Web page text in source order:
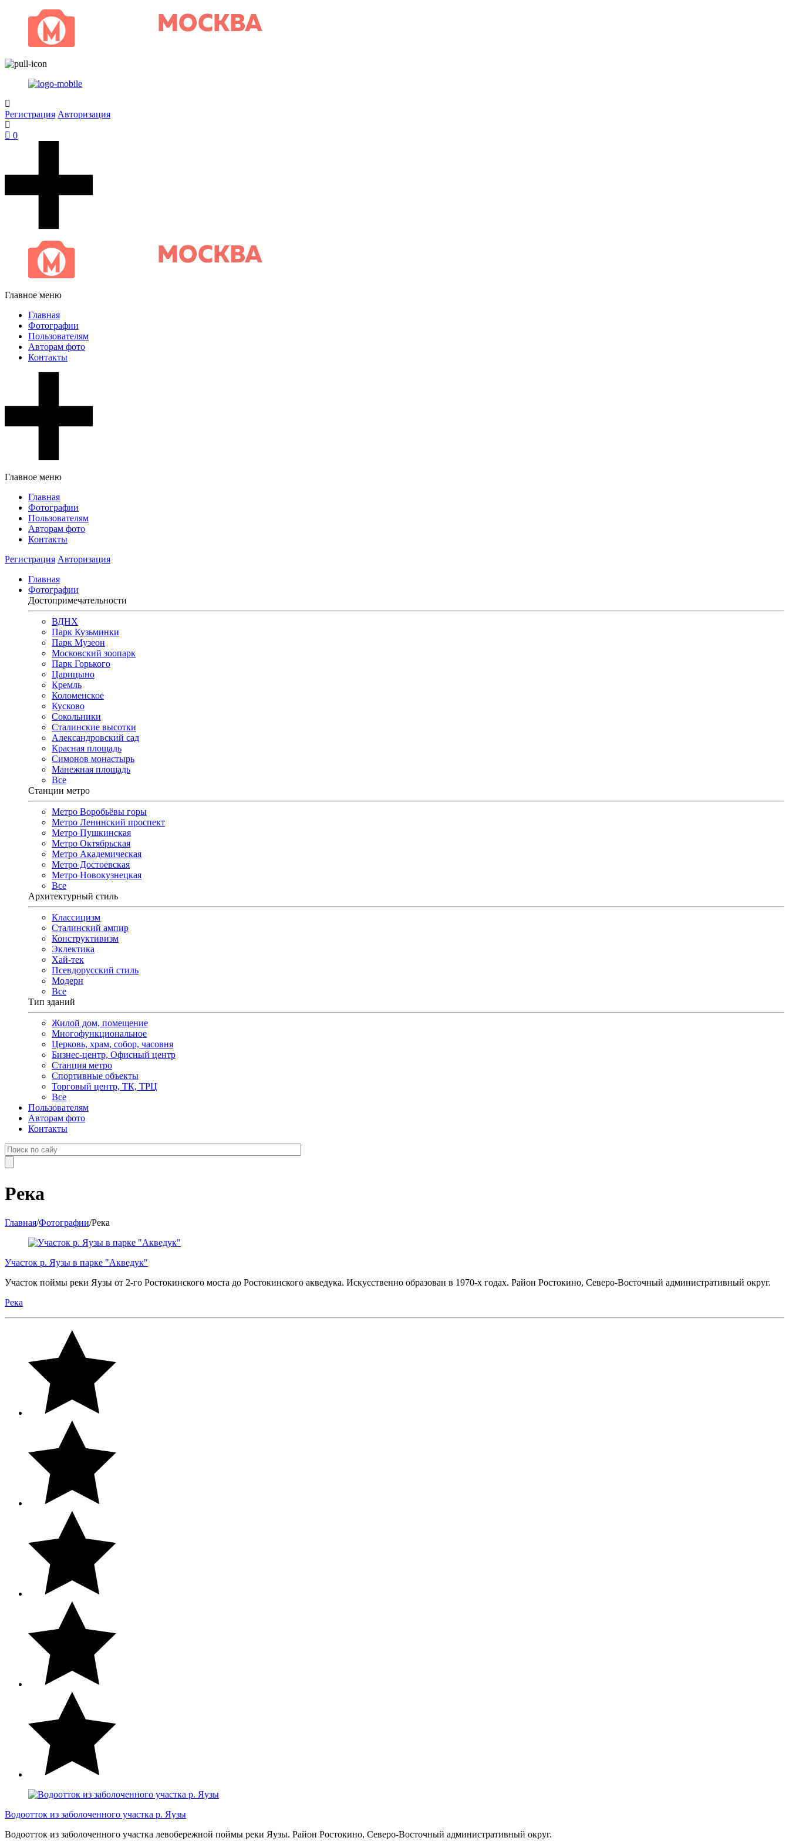
Регистрация Авторизация
0
Главное меню
Главная
Фотографии
Пользователям
Авторам фото
Контакты
Главное меню
Главная
Фотографии
Пользователям
Авторам фото
Контакты
Регистрация Авторизация
Главная
Фотографии
Достопримечательности
ВДНХ
Парк Кузьминки
Парк Музеон
Московский зоопарк
Парк Горького
Царицыно
Кремль
Коломенское
Кусково
Сокольники
Сталинские высотки
Александровский сад
Красная площадь
Симонов монастырь
Манежная площадь
Все
Станции метро
Метро Воробьёвы горы
Метро Ленинский проспект
Метро Пушкинская
Метро Октябрьская
Метро Академическая
Метро Достоевская
Метро Новокузнецкая
Все
Архитектурный стиль
Классицизм
Сталинский ампир
Конструктивизм
Эклектика
Хай-тек
Псевдорусский стиль
Модерн
Все
Тип зданий
Жилой дом, помещение
Многофункциональное
Церковь, храм, собор, часовня
Бизнес-центр, Офисный центр
Станция метро
Спортивные объекты
Торговый центр, ТК, ТРЦ
Все
Пользователям
Авторам фото
Контакты
Река
Главная/Фотографии/Река
Участок р. Яузы в парке "Акведук"
Участок поймы реки Яузы от 2-го Ростокинского моста до Ростокинского акведука. Искусственно образован в 1970-х годах. Район Ростокино, Северо-Восточный административный округ.
Река
Водоотток из заболоченного участка р. Яузы
Водоотток из заболоченного участка левобережной поймы реки Яузы. Район Ростокино, Северо-Восточный административный округ.